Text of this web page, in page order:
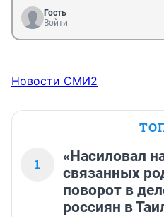
Гость
Войти
Новости СМИ2
1
«Насиловал
связанных
поворот в
россиян в